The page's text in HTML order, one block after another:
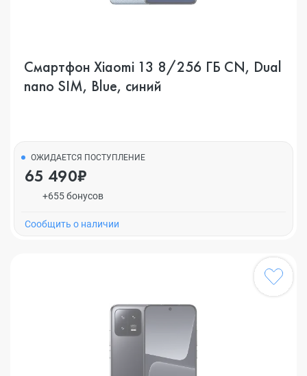
Смартфон Xiaomi 13 8/256 ГБ CN, Dual
nano SIM, Blue, синий
ОЖИДАЕТСЯ ПОСТУПЛЕНИЕ
65 490₽
+655 бонусов
Cообщить о наличии